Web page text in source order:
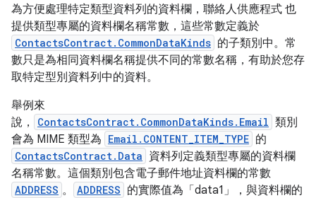
為方便處理特定類型資料列的資料欄，聯絡人供應程式 也
提供類型專屬的資料欄名稱常數，這些常數定義於
ContactsContract.CommonDataKinds 的子類別中。常
數只是為相同資料欄名稱提供不同的常數名稱，有助於您存
取特定型別資料列中的資料。
舉例來
說，
ContactsContract.CommonDataKinds.Email 類別
會為 MIME 類型為 Email.CONTENT_ITEM_TYPE 的
ContactsContract.Data 資料列定義類型專屬的資料欄
名稱常數。這個類別包含電子郵件地址資料欄的常數
ADDRESS 。 ADDRESS 的實際值為「data1」，與資料欄的